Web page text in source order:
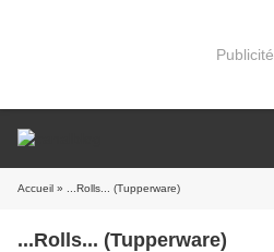
Publicité
Accueil » ...Rolls... (Tupperware)
...Rolls... (Tupperware)